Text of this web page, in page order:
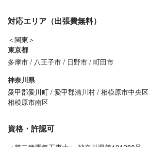
対応エリア（出張費無料）
＜関東＞
東京都
多摩市
八王子市 日野市 町田市
神奈川県
愛甲郡愛川町 愛甲郡清川村 相模原市中央区
相模原市南区
資格・許認可